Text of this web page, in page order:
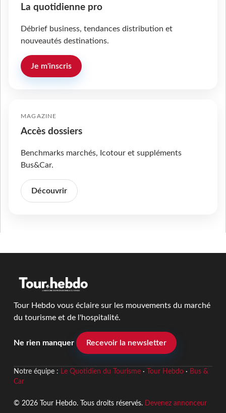
La quotidienne pro
Débrief business, tendances distribution et
nouveautés destinations.
Je m'inscris
MAGAZINE
Accès dossiers
Benchmarks marchés, Icotour et suppléments
Bus&Car.
Découvrir
Tour Hebdo vous éclaire sur les mouvements du marché
du tourisme et de l'hospitalité.
Ne rien manquer Recevoir la newsletter
Notre équipe : Le Quotidien du Tourisme· Tour Hebdo· Bus &
Car
© 2026 Tour Hebdo. Tous droits réservés. Devenez annonceur